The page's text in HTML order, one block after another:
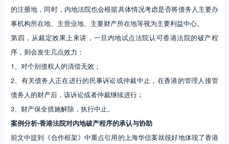
的注册地，同时，内地法院也会根据具体情况考虑是否将债务人主要办
事机构所在地、主营业地、主要财产所在地等视为主要利益中心。
第四，从裁定效果上来讲，一旦内地试点法院认可香港法院的破产程
序，则会发生几点效力：
1、对个别债权人的清偿无效；
2、有关债务人正在进行的民事诉讼或仲裁中止，在香港的管理人接管
债务人的财产后，该诉讼或者仲裁继续进行；
3、财产保全措施解除，执行中止。
案例分析-香港法院对内地破产程序的承认与协助
前文中提到《合作框架》中重点引用的上海华信案就很好地体现了香港